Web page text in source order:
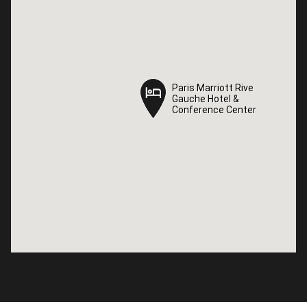
Paris Marriott Rive
Gauche Hotel &
Conference Center
Paris Marriott Rive
Gauche Hotel &
Conference Center